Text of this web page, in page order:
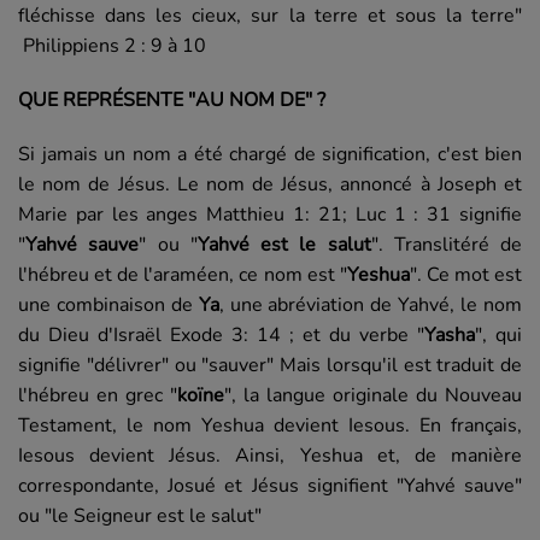
fléchisse dans les cieux, sur la terre et sous la terre"
Philippiens 2 : 9 à 10
QUE REPRÉSENTE "AU NOM DE" ?
Si jamais un nom a été chargé de signification, c'est bien
le nom de Jésus. Le nom de Jésus, annoncé à Joseph et
Marie par les anges Matthieu 1: 21; Luc 1 : 31 signifie
"Yahvé sauve" ou "Yahvé est le salut". Translitéré de
l'hébreu et de l'araméen, ce nom est "Yeshua". Ce mot est
une combinaison de Ya, une abréviation de Yahvé, le nom
du Dieu d'Israël Exode 3: 14 ; et du verbe "Yasha", qui
signifie "délivrer" ou "sauver" Mais lorsqu'il est traduit de
l'hébreu en grec "koïne", la langue originale du Nouveau
Testament, le nom Yeshua devient Iesous. En français,
Iesous devient Jésus. Ainsi, Yeshua et, de manière
correspondante, Josué et Jésus signifient "Yahvé sauve"
ou "le Seigneur est le salut"